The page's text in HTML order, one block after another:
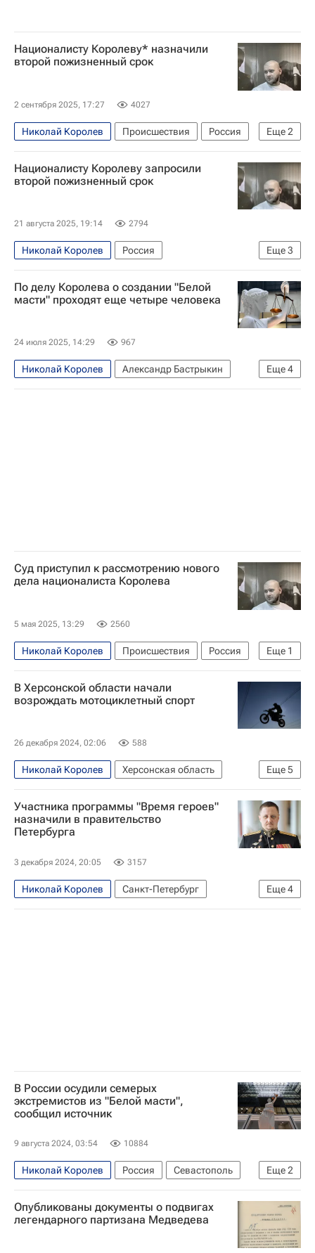
Националисту Королеву* назначили
второй пожизненный срок
2 сентября 2025, 17:27 4027
Еще2
Николай Королев Происшествия
Россия
Оклахома-Сити
США
Националисту Королеву запросили
второй пожизненный срок
21 августа 2025, 19:14 2794
Еще3
Николай Королев
Россия
Московский городской суд
США
Оклахома-Сити
По делу Королева о создании "Белой
масти" проходят еще четыре человека
24 июля 2025, 14:29 967
Еще4
Николай Королев
Александр Бастрыкин
Следственный комитет России (СК РФ)
Суд приступил к рассмотрению нового
дела националиста Королева
5 мая 2025, 13:29 2560
Еще 1
Николай Королев Происшествия
Россия
Москва
В Херсонской области начали
возрождать мотоциклетный спорт
26 декабря 2024, 02:06 588
Еще5
Николай Королев
Херсонская область
Украина
Геническ
Игорь Кастюкевич
ДОСААФ
Общество
Участника программы "Время героев"
назначили в правительство
Петербурга
3 декабря 2024, 20:05 3157
Еще4
Николай Королев
Санкт-Петербург
Россия
Александр Беглов
В России осудили семерых
экстремистов из "Белой масти",
сообщил источник
9 августа 2024, 03:54 10884
Еще2
Николай Королев Россия
Севастополь
Мариуполь
Правый сектор
Опубликованы документы о подвигах
легендарного партизана Медведева